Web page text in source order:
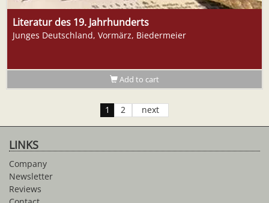
Literatur des 19. Jahrhunderts
Junges Deutschland, Vormärz, Biedermeier
Add to cart
1 2 next
LINKS
Company
Newsletter
Reviews